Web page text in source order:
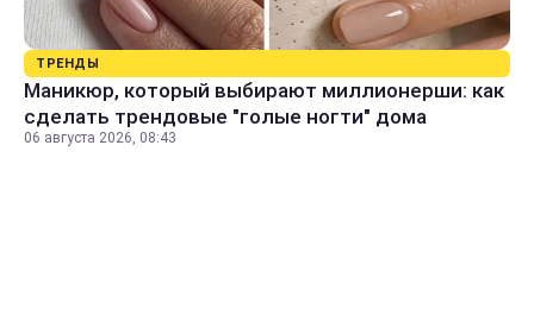
ТРЕНДЫ
Маникюр, который выбирают миллионерши: как
сделать трендовые "голые ногти" дома
06 августа 2026, 08:43